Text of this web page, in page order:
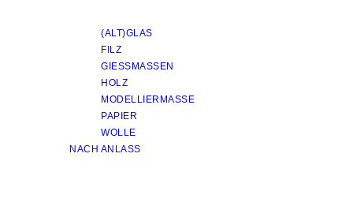
(ALT)GLAS
FILZ
GIESSMASSEN
HOLZ
MODELLIERMASSE
PAPIER
WOLLE
NACH ANLASS